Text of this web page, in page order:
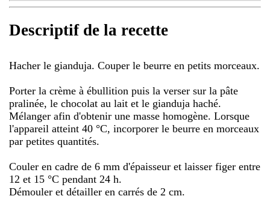
Descriptif de la recette
Hacher le gianduja. Couper le beurre en petits morceaux.
Porter la crème à ébullition puis la verser sur la pâte
pralinée, le chocolat au lait et le gianduja haché.
Mélanger afin d'obtenir une masse homogène. Lorsque
l'appareil atteint 40 °C, incorporer le beurre en morceaux
par petites quantités.
Couler en cadre de 6 mm d'épaisseur et laisser figer entre
12 et 15 °C pendant 24 h.
Démouler et détailler en carrés de 2 cm.